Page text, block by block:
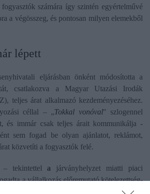
számára így szintén egyértelművé
a végösszeg, és pontosan milyen elemekből
lépett
eljárásban önként módosította a
csatlakozva a Magyar Utazási Irodák
teljes árat alkalmazó kezdeményezéséhez.
céllal – „Tokkal vonóval" szlogennel
és immár csak teljes árait kommunikálja -
sem fogad be olyan ajánlatot, reklámot,
közvetíti a fogyasztók felé.
– tekintettel a járványhelyzet miatti piaci
a vállalkozás előremutató kötelezettség-